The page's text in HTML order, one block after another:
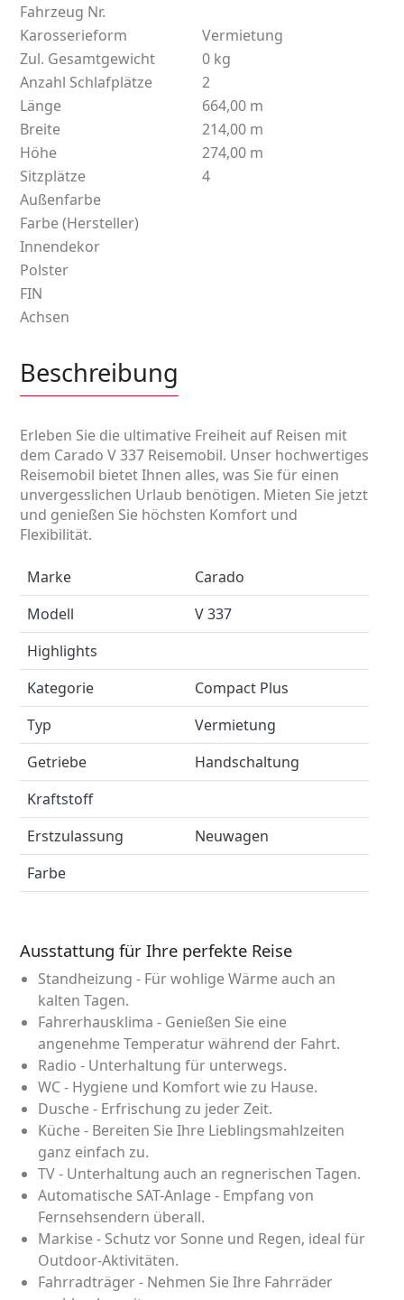
Fahrzeug Nr.
Karosserieform
Vermietung
Zul. Gesamtgewicht
0 kg
Anzahl Schlafplätze
2
Länge
664,00 m
Breite
214,00 m
Höhe
274,00 m
Sitzplätze
4
Außenfarbe
Farbe (Hersteller)
Innendekor
Polster
FIN
Achsen
Beschreibung
Erleben Sie die ultimative Freiheit auf Reisen mit
dem Carado V 337 Reisemobil. Unser hochwertiges
Reisemobil bietet Ihnen alles, was Sie für einen
unvergesslichen Urlaub benötigen. Mieten Sie jetzt
und genießen Sie höchsten Komfort und
Flexibilität.
Marke
Carado
Modell
V 337
Highlights
Kategorie
Compact Plus
Typ
Vermietung
Getriebe
Handschaltung
Kraftstoff
Erstzulassung
Neuwagen
Farbe
Ausstattung für Ihre perfekte Reise
Standheizung - Für wohlige Wärme auch an
kalten Tagen.
Fahrerhausklima - Genießen Sie eine
angenehme Temperatur während der Fahrt.
Radio - Unterhaltung für unterwegs.
WC - Hygiene und Komfort wie zu Hause.
Dusche - Erfrischung zu jeder Zeit.
Küche - Bereiten Sie Ihre Lieblingsmahlzeiten
ganz einfach zu.
TV - Unterhaltung auch an regnerischen Tagen.
Automatische SAT-Anlage - Empfang von
Fernsehsendern überall.
Markise - Schutz vor Sonne und Regen, ideal für
Outdoor-Aktivitäten.
Fahrradträger - Nehmen Sie Ihre Fahrräder